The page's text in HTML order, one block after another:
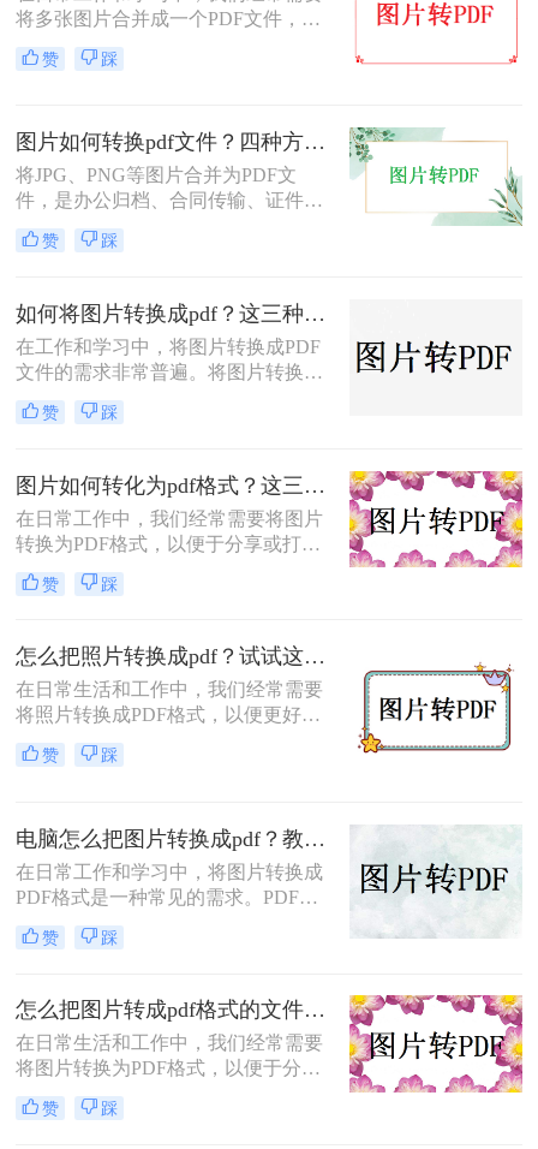
将多张图片合并成一个PDF文件，以
便于分享、存档或打印。无论是制作
电子相册、整理工作截图、提交证件
出最适合自己的转换方式，下表汇总
了五种主流方法的核心差异：
赞 踩
图片如何转换pdf文件？四种方法实测对比，附各场景最优选！
将JPG、PNG等图片合并为PDF文
件，是办公归档、合同传输、证件提
交中经常遇到的需求。但不同方法在
转换质量、操作效率、数据安全方面
模糊、页面错位，甚至隐私泄露。本
文基于实际测试，对比四种主流图片
转PDF方案，按场景给出明确建议，
帮你少走弯路。
赞 踩
如何将图片转换成pdf？这三种方法帮助你解决问题！
在工作和学习中，将图片转换成PDF
文件的需求非常普遍。将图片转换成
PDF不仅可以方便地整合多张图片，
还可以确保文件格式的一致性和兼容
文将介绍三种常见的图片转PDF方
法。
赞 踩
图片如何转化为pdf格式？这三个实用指南收好！
在日常工作中，我们经常需要将图片
转换为PDF格式，以便于分享或打
印。那么图片如何转化为pdf格式呢？
本文将介绍三种将图片转化为PDF格
和适用场景，您可以根据自己的需求
选择最合适的方式。
赞 踩
怎么把照片转换成pdf？试试这三个转换方法！
在日常生活和工作中，我们经常需要
将照片转换成PDF格式，以便更好地
进行分享、存储或打印。那么怎么把
照片转换成pdf呢？本文将介绍三种将
赞 踩
电脑怎么把图片转换成pdf？教你4种简单的方法！
在日常工作和学习中，将图片转换成
PDF格式是一种常见的需求。PDF格
式具有支持矢量图形、打印格式不走
样、兼容性高、体积小以及支持批注
格式。那么电脑怎么把图片转换成pdf
呢？本文将介绍四种常见的图片转
PDF的方法。
赞 踩
怎么把图片转成pdf格式的文件？尝试下面三种方法！
在日常生活和工作中，我们经常需要
将图片转换为PDF格式，以便于分
享、打印或归档。那么怎么把图片转
成pdf格式的文件呢？本文将介绍三种
赞 踩